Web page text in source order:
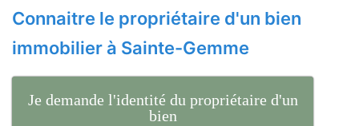
Connaitre le propriétaire d'un bien
immobilier à Sainte-Gemme
Je demande l'identité du propriétaire d'un
bien